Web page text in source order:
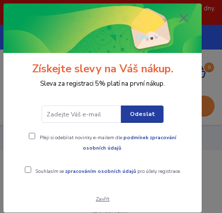
POZOR: 31.7 , 3.8 a 5.8- zavřeno. objednávky odešleme následující dny.
Děkujeme za pochopení.
CZK
739252246
(Po-Pá, 8-15 hod.)
0
0,00 Kč
Nástroje - Kovoobrábění PWLNR/L
PWLNR/L
Získejte slevy na Váš nákup.
Sleva za registraci 5% platí na první nákup.
Odeslat
Přeji si odebírat novinky e-mailem dlepodmínek zpracování
osobních údajů.
Souhlasím se zpracováním osobních údajů pro účely registrace.
Zavřít